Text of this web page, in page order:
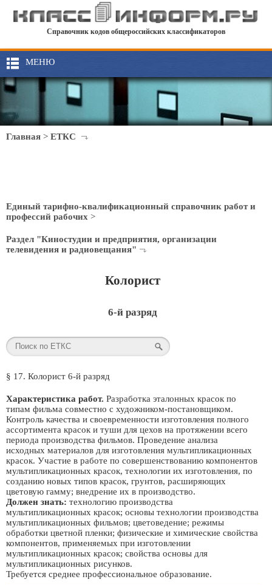
Справочник кодов общероссийских классификаторов
МЕНЮ
Главная > ЕТКС
Единый тарифно-квалификационный справочник работ и
профессий рабочих >
Раздел "Киностудии и предприятия, организации
телевидения и радиовещания"
Колорист
6-й разряд
§ 17. Колорист 6-й разряд
Характеристика работ. Разработка эталонных красок по
типам фильма совместно с художником-постановщиком.
Контроль качества и своевременности изготовления полного
ассортимента красок и туши для цехов на протяжении всего
периода производства фильмов. Проведение анализа
исходных материалов для изготовления мультипликационных
красок. Участие в работе по совершенствованию компонентов
мультипликационных красок, технологии их изготовления, по
созданию новых типов красок, грунтов, расширяющих
цветовую гамму; внедрение их в производство.
Должен знать: технологию производства
мультипликационных красок; основы технологии производства
мультипликационных фильмов; цветоведение; режимы
обработки цветной пленки; физические и химические свойства
компонентов, применяемых при изготовлении
мультипликационных красок; свойства основы для
мультипликационных рисунков.
Требуется среднее профессиональное образование.